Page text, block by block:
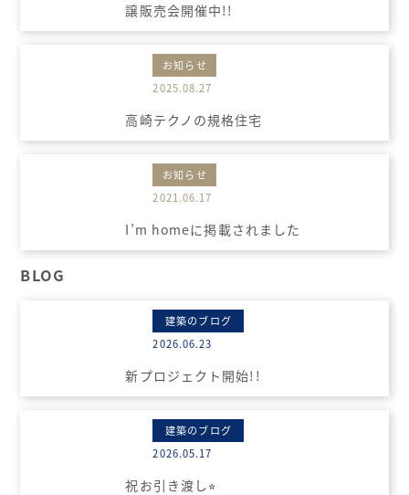
譲販売会開催中!!
お知らせ
2025.08.27
高崎テクノの規格住宅
お知らせ
2021.06.17
I’m homeに掲載されました
BLOG
建築のブログ
2026.06.23
新プロジェクト開始!!
建築のブログ
2026.05.17
祝お引き渡し⭐︎